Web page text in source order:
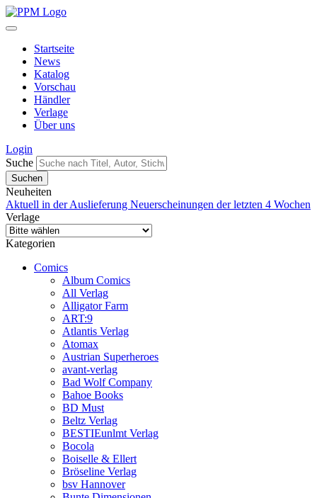
Startseite
News
Katalog
Vorschau
Händler
Verlage
Über uns
Login
Suche
Neuheiten
Aktuell in der Auslieferung Neuerscheinungen der letzten 4 Wochen
Verlage
Kategorien
Comics
Album Comics
All Verlag
Alligator Farm
ART:9
Atlantis Verlag
Atomax
Austrian Superheroes
avant-verlag
Bad Wolf Company
Bahoe Books
BD Must
Beltz Verlag
BESTIEunlmt Verlag
Bocola
Boiselle & Ellert
Bröseline Verlag
bsv Hannover